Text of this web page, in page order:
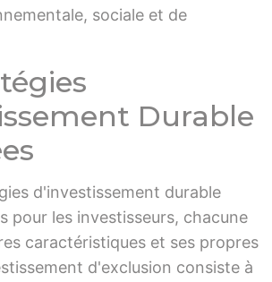
sociale et de
Durable
d'investissement durable
pour les investisseurs, chacune
caractéristiques et ses propres
d'exclusion consiste à